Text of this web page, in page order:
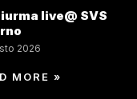
live@ SVS
2026
MORE »